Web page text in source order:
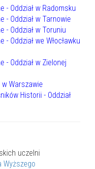
- Oddział w Radomsku
- Oddział w Tarnowie
- Oddział w Toruniu
Oddział we Włocławku
- Oddział w Zielonej
Warszawie
Historii - Oddział
uczelni
Wyższego